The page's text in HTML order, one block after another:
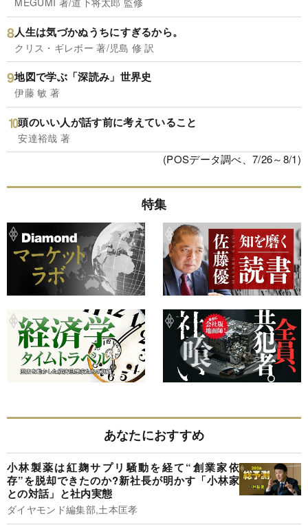
人生は気づかぬうちにすぎるから。
クリス・ギレボー 著/児島 修 訳
地図で学ぶ「深読み」世界史
伊藤 敏 著
頭のいい人が話す前に考えていること
安達裕哉 著
(POSデータ調べ、7/26～8/1)
特集
あなたにおすすめ
小林製薬は紅麹サプリ騒動を経て“創業家依
存”を脱却できたのか?新社長が明かす「小林家
との対話」と社内実態
ダイヤモンド編集部,土本匡孝